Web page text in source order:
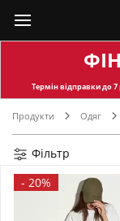
Термін відправкидо 7
Продукти Одяг
Фільтр
- 20%